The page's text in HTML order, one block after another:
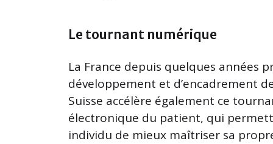
Le tournant numérique
La France depuis quelques années
développement et d’encadrement
Suisse accélère également ce
électronique du patient, qui
individu de mieux maîtriser sa